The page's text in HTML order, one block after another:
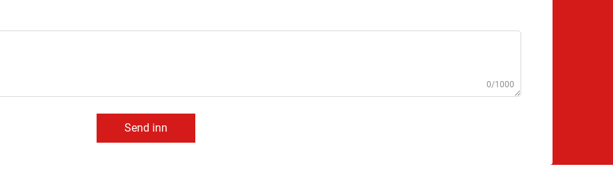
0/1000
Send inn